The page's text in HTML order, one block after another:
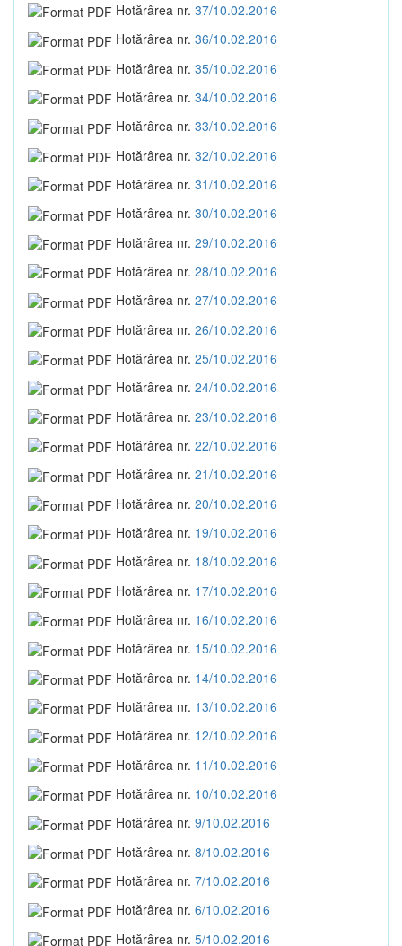
Hotărârea nr. 37/10.02.2016
Hotărârea nr. 36/10.02.2016
Hotărârea nr. 35/10.02.2016
Hotărârea nr. 34/10.02.2016
Hotărârea nr. 33/10.02.2016
Hotărârea nr. 32/10.02.2016
Hotărârea nr. 31/10.02.2016
Hotărârea nr. 30/10.02.2016
Hotărârea nr. 29/10.02.2016
Hotărârea nr. 28/10.02.2016
Hotărârea nr. 27/10.02.2016
Hotărârea nr. 26/10.02.2016
Hotărârea nr. 25/10.02.2016
Hotărârea nr. 24/10.02.2016
Hotărârea nr. 23/10.02.2016
Hotărârea nr. 22/10.02.2016
Hotărârea nr. 21/10.02.2016
Hotărârea nr. 20/10.02.2016
Hotărârea nr. 19/10.02.2016
Hotărârea nr. 18/10.02.2016
Hotărârea nr. 17/10.02.2016
Hotărârea nr. 16/10.02.2016
Hotărârea nr. 15/10.02.2016
Hotărârea nr. 14/10.02.2016
Hotărârea nr. 13/10.02.2016
Hotărârea nr. 12/10.02.2016
Hotărârea nr. 11/10.02.2016
Hotărârea nr. 10/10.02.2016
Hotărârea nr. 9/10.02.2016
Hotărârea nr. 8/10.02.2016
Hotărârea nr. 7/10.02.2016
Hotărârea nr. 6/10.02.2016
Hotărârea nr. 5/10.02.2016